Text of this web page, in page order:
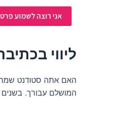
אני רוצה לשמוע
ליווי
האם אתה סטודנט
המושלם עבורך. בשנים